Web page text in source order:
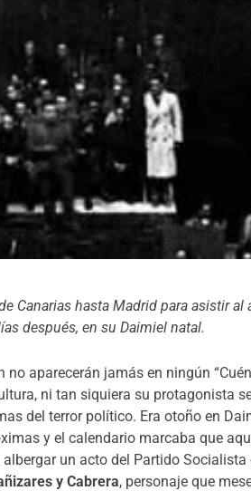
Canarias hasta Madrid para asistir al
después, en su Daimiel natal.
aparecerán jamás en ningún
ni tan siquiera su protagonista
del terror político. Era otoño en
y el calendario marcaba que
un acto del Partido Socialista
y Cabrera, personaje que